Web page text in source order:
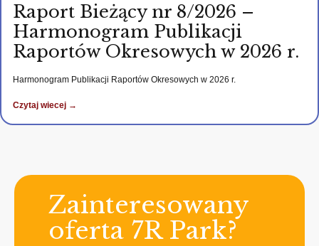
Raport Bieżący nr 8/2026 –
Harmonogram Publikacji
Raportów Okresowych w 2026 r.
Harmonogram Publikacji Raportów Okresowych w 2026 r.
Czytaj wiecej →
Zainteresowany
oferta 7R Park?